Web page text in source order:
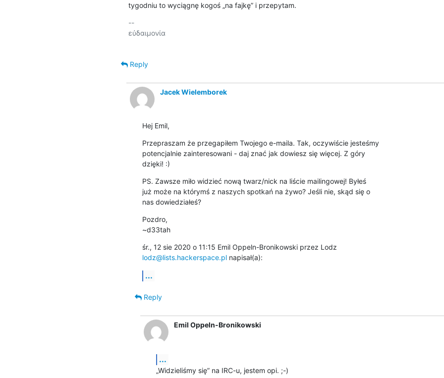
tygodniu to wyciągnę kogoś „na fajkę” i przepytam.
--
εὐδαιμονία
Reply
Jacek Wielemborek
Hej Emil,
Przepraszam że przegapiłem Twojego e-maila. Tak, oczywiście jesteśmy
potencjalnie zainteresowani - daj znać jak dowiesz się więcej. Z góry
dzięki! :)
PS. Zawsze miło widzieć nową twarz/nick na liście mailingowej! Byłeś
już może na którymś z naszych spotkań na żywo? Jeśli nie, skąd się o
nas dowiedziałeś?
Pozdro,
~d33tah
lodz@lists.hackerspace.pl napisał(a):
...
Reply
Emil Oppeln-Bronikowski
...
„Widzieliśmy się” na IRC-u, jestem opi. ;-)